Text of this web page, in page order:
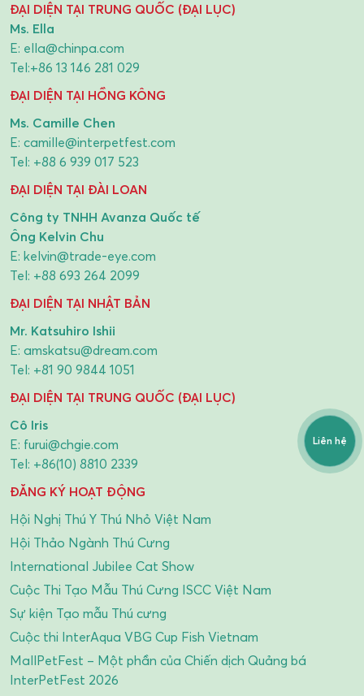
ĐẠI DIỆN TẠI TRUNG QUỐC (ĐẠI LỤC)
Ms. Ella
E: ella@chinpa.com
Tel:+86 13 146 281 029
ĐẠI DIỆN TẠI HỒNG KÔNG
Ms. Camille Chen
E: camille@interpetfest.com
Tel: +88 6 939 017 523
ĐẠI DIỆN TẠI ĐÀI LOAN
Công ty TNHH Avanza Quốc tế
Ông Kelvin Chu
E: kelvin@trade-eye.com
Tel: +88 693 264 2099
ĐẠI DIỆN TẠI NHẬT BẢN
Mr. Katsuhiro Ishii
E: amskatsu@dream.com
Tel: +81 90 9844 1051
ĐẠI DIỆN TẠI TRUNG QUỐC (ĐẠI LỤC)
Cô Iris
E: furui@chgie.com
Tel: +86(10) 8810 2339
ĐĂNG KÝ HOẠT ĐỘNG
Hội Nghị Thú Y Thú Nhỏ Việt Nam
Hội Thảo Ngành Thú Cưng
International Jubilee Cat Show
Cuộc Thi Tạo Mẫu Thú Cưng ISCC Việt Nam
Sự kiện Tạo mẫu Thú cưng
Cuộc thi InterAqua VBG Cup Fish Vietnam
MallPetFest – Một phần của Chiến dịch Quảng bá
InterPetFest 2026
Liên hệ